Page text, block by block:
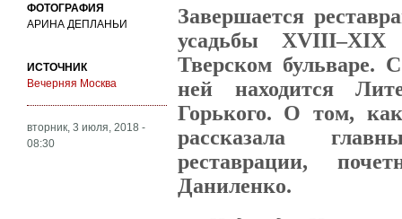
ФОТОГРАФИЯ
АРИНА ДЕПЛАНЬИ
ИСТОЧНИК
Вечерняя Москва
вторник, 3 июля, 2018 -
08:30
Завершается
усадьбы
Тверском бульваре.
ней находится
Горького. О том,
рассказала
реставрации,
Даниленко.